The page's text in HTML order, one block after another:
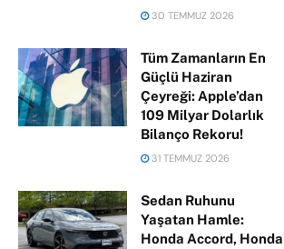
30 TEMMUZ 2026
Tüm Zamanların En
Güçlü Haziran
Çeyreği: Apple’dan
109 Milyar Dolarlık
Bilanço Rekoru!
31 TEMMUZ 2026
Sedan Ruhunu
Yaşatan Hamle:
Honda Accord, Honda